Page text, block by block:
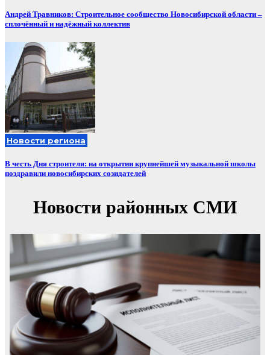
Андрей Травников: Строительное сообщество Новосибирской области –
сплочённый и надёжный коллектив
Новости региона
В честь Дня строителя: на открытии крупнейшей музыкальной школы
поздравили новосибирских созидателей